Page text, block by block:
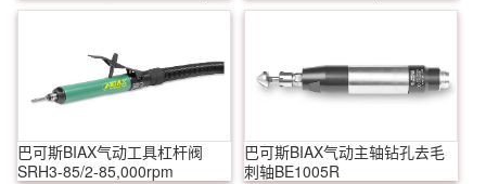
巴可斯BIAX气动工具杠杆阀
SRH3-85/2-85,000rpm
巴可斯BIAX气动主轴钻孔去毛
刺轴BE1005R